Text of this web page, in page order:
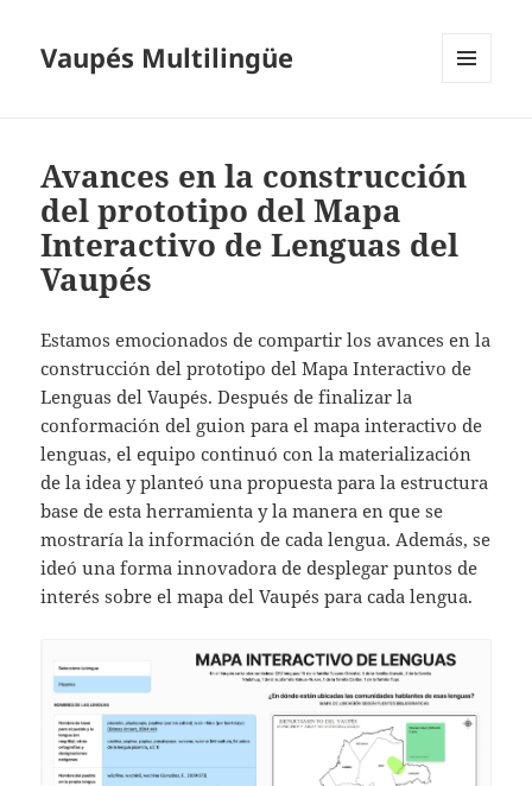
Vaupés Multilingüe
Avances en la construcción
del prototipo del Mapa
Interactivo de Lenguas del
Vaupés
Estamos emocionados de compartir los avances en la
construcción del prototipo del Mapa Interactivo de
Lenguas del Vaupés. Después de finalizar la
conformación del guion para el mapa interactivo de
lenguas, el equipo continuó con la materialización
de la idea y planteó una propuesta para la estructura
base de esta herramienta y la manera en que se
mostraría la información de cada lengua. Además, se
ideó una forma innovadora de desplegar puntos de
interés sobre el mapa del Vaupés para cada lengua.